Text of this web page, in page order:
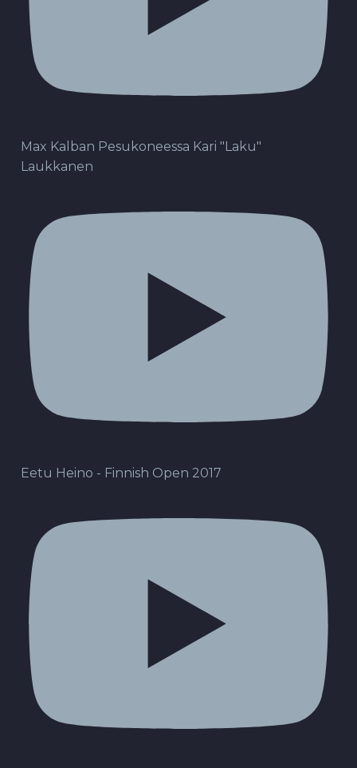
Max Kalban Pesukoneessa Kari "Laku"
Laukkanen
Eetu Heino - Finnish Open 2017